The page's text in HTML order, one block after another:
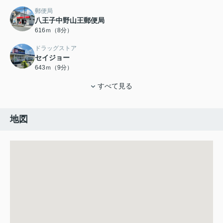
郵便局
八王子中野山王郵便局
616ｍ（8分）
ドラッグストア
セイジョー
643ｍ（9分）
すべて見る
地図